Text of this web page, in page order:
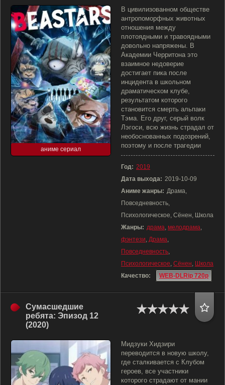
аниме сериал
В цивилизованном обществе
антропоморфных животных
отношения между
плотоядными и травоядными
довольно напряжены. В
Академии Черритона это
взаимное недоверие
достигает пика после
инцидента в школьном
драматическом клубе,
результатом которого
становится смерть альпаки
Тэма. Его друг, серый волк
Лэгоси, всю жизнь страдал от
необоснованных подозрений,
поэтому и после трагедии
Год: 2019
Дата выхода: 2019-10-09
Аниме жанры: Драма,
Повседневность,
Психологическое, Сёнен, Школа
Жанры: драма, мелодрама,
фэнтези, Драма,
Повседневность,
Психологическое, Сёнен, Школа
Качество:
WEB-DLRip 720p
Сумасшедшие
ребята: Эпизод 12
(2020)
Мидзуки Хидзири
переводится в новую школу,
где сталкивается с Клубом
героев, все участники
которого страдают от мании